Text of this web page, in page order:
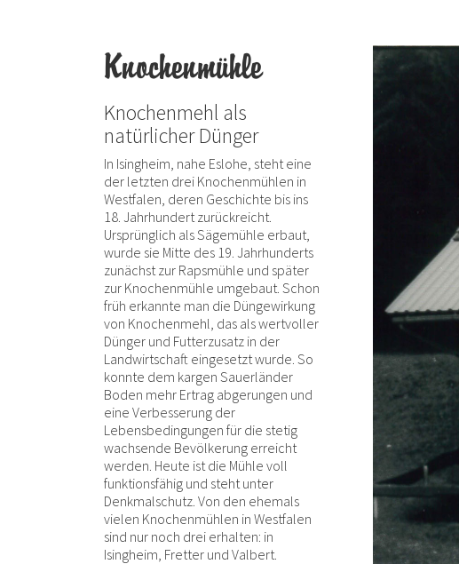
Knochenmühle
Knochenmehl als
natürlicher Dünger
In Isingheim, nahe Eslohe, steht eine
der letzten drei Knochenmühlen in
Westfalen, deren Geschichte bis ins
18. Jahrhundert zurückreicht.
Ursprünglich als Sägemühle erbaut,
wurde sie Mitte des 19. Jahrhunderts
zunächst zur Rapsmühle und später
zur Knochenmühle umgebaut. Schon
früh erkannte man die Düngewirkung
von Knochenmehl, das als wertvoller
Dünger und Futterzusatz in der
Landwirtschaft eingesetzt wurde. So
konnte dem kargen Sauerländer
Boden mehr Ertrag abgerungen und
eine Verbesserung der
Lebensbedingungen für die stetig
wachsende Bevölkerung erreicht
werden. Heute ist die Mühle voll
funktionsfähig und steht unter
Denkmalschutz. Von den ehemals
vielen Knochenmühlen in Westfalen
sind nur noch drei erhalten: in
Isingheim, Fretter und Valbert.